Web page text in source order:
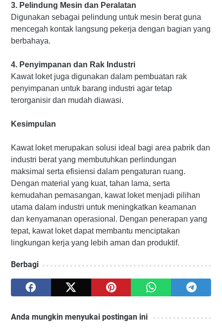
3. Pelindung Mesin dan Peralatan
Digunakan sebagai pelindung untuk mesin berat guna
mencegah kontak langsung pekerja dengan bagian yang
berbahaya.
4. Penyimpanan dan Rak Industri
Kawat loket juga digunakan dalam pembuatan rak
penyimpanan untuk barang industri agar tetap
terorganisir dan mudah diawasi.
Kesimpulan
Kawat loket merupakan solusi ideal bagi area pabrik dan
industri berat yang membutuhkan perlindungan
maksimal serta efisiensi dalam pengaturan ruang.
Dengan material yang kuat, tahan lama, serta
kemudahan pemasangan, kawat loket menjadi pilihan
utama dalam industri untuk meningkatkan keamanan
dan kenyamanan operasional. Dengan penerapan yang
tepat, kawat loket dapat membantu menciptakan
lingkungan kerja yang lebih aman dan produktif.
Berbagi
Anda mungkin menyukai postingan ini